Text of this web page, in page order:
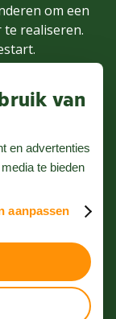
van
en advertenties
te bieden
aanpassen
om een
realiseren.